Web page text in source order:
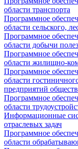
области транспорта
Программное
области сельского,
Программное
области добычи
Программное
области жилищно-
Программное
области
предприятий
Программное
области
Информационные
отраслевых задач
Программное
области